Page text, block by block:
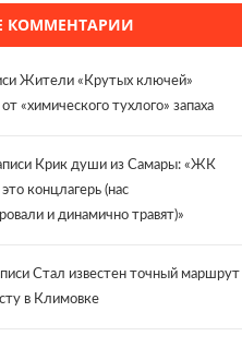
КОММЕНТАРИИ
Жители «Крутых ключей»
«химического тухлого» запаха
Крик души из Самары: «ЖК
концлагерь (нас
и динамично травят)»
Стал известен точный маршрут
в Климовке